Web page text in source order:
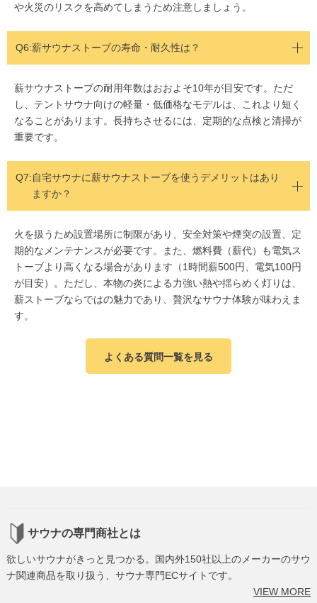
や火災のリスクを高めてしまうため注意しましょう。
Q6:薪サウナストーブの寿命・耐久性は？
薪サウナストーブの耐用年数はおおよそ10年が目安です。ただ
し、テントサウナ向けの軽量・低価格なモデルは、これより短く
なることがあります。長持ちさせるには、定期的な点検と清掃が
重要です。
Q7:自宅サウナに薪サウナストーブを使うデメリットはあり
ますか？
火を扱うため設置場所に制限があり、安全対策や煙突の設置、定
期的なメンテナンスが必要です。また、燃料費（薪代）も電気ス
トーブより高くなる場合があります（1時間薪500円、電気100円
が目安）。ただし、本物の炎による力強い熱や揺らめく灯りは、
薪ストーブならではの魅力であり、贅沢なサウナ体験が味わえま
す。
よくある質問一覧を見る
サウナの専門商社とは
欲しいサウナがきっと見つかる。国内外150社以上のメーカーのサウ
ナ関連商品を取り扱う、サウナ専門ECサイトです。
VIEW MORE